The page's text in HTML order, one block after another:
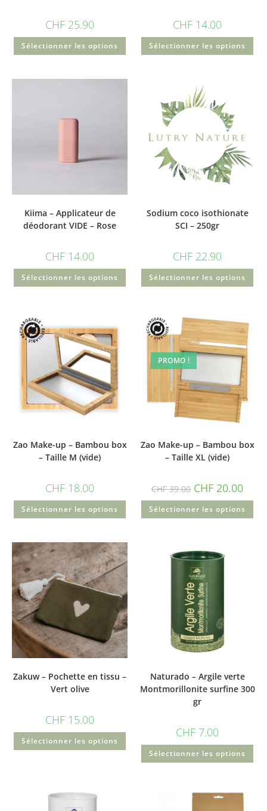
CHF 25.90
Sélectionner les options
CHF 14.00
Sélectionner les options
Kiima – Applicateur de
déodorant VIDE – Rose
CHF 14.00
Sélectionner les options
Sodium coco isothionate
SCI – 250gr
CHF 22.90
Sélectionner les options
Zao Make-up – Bambou box
– Taille M (vide)
CHF 18.00
Sélectionner les options
PROMO !
Zao Make-up – Bambou box
– Taille XL (vide)
CHF39.00 CHF 20.00
Sélectionner les options
Zakuw – Pochette en tissu –
Vert olive
CHF 15.00
Sélectionner les options
Naturado – Argile verte
Montmorillonite surfine 300
gr
CHF 7.00
Sélectionner les options